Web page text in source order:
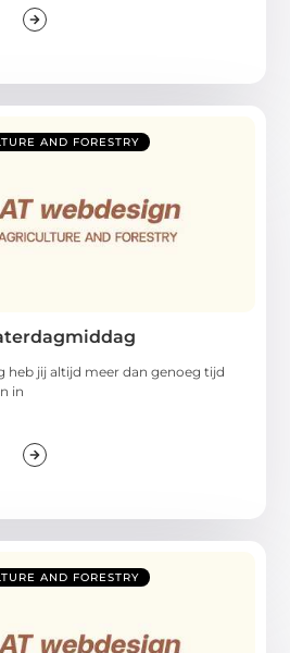
AND FORESTRY
heb jij altijd meer dan genoeg tijd
in
AND FORESTRY